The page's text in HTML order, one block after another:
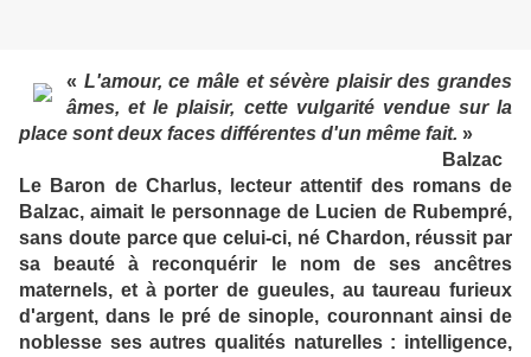
« L'amour, ce mâle et sévère plaisir des grandes
âmes, et le plaisir, cette vulgarité vendue sur la
place sont deux faces différentes d'un même fait. »
Balzac
Le Baron de Charlus, lecteur attentif des romans de
Balzac, aimait le personnage de Lucien de Rubempré,
sans doute parce que celui-ci, né Chardon, réussit par
sa beauté à reconquérir le nom de ses ancêtres
maternels, et à porter de gueules, au taureau furieux
d'argent, dans le pré de sinople, couronnant ainsi de
noblesse ses autres qualités naturelles : intelligence,